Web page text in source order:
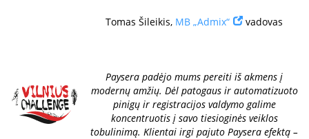
Tomas Šileikis, MB „Admix“ vadovas
Paysera padėjo mums pereiti iš akmens į
modernų amžių. Dėl patogaus ir automatizuoto
pinigų ir registracijos valdymo galime
koncentruotis į savo tiesioginės veiklos
tobulinimą. Klientai irgi pajuto Paysera efektą –